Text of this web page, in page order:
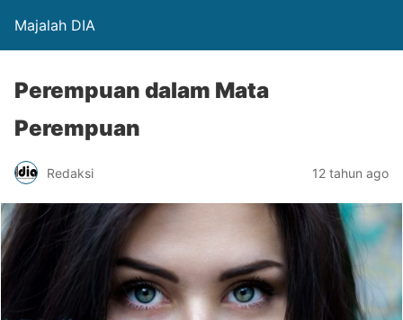
Majalah DIA
Perempuan dalam Mata
Perempuan
Redaksi 12 tahun ago